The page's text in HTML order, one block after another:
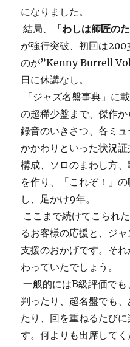
になりました。
結局、
「わしは師匠の
が強行突破、初回は
のが”Kenny Burrell
日に休講なし。
「ジャズ名盤事典」に
の超稀少盤まで、傑作か
録音のいきさつ、各ミ
かかわりといった状況
構成、ソロのまわし方
を作り、「これぞ！」
し、足かけ9年。
ここまで続けてこられ
るお客様の応援と、ジ
支援のおかげです。そ
わっていたでしょう。
一般的にはB級評価で
判ったり、超名盤でも
たり、回を重ねるたび
す。何よりも出席して